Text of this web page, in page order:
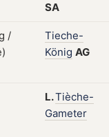
SA
Tieche-
König AG
L.Tièche-
Gameter